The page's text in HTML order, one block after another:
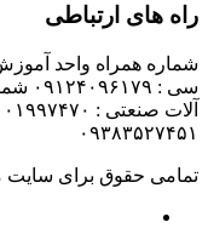
راه های ارتباطی
شماره همراه واحد
سی :
۰۹۳۸۳۵۲۷۴۵۱
تمامی حقوق برای